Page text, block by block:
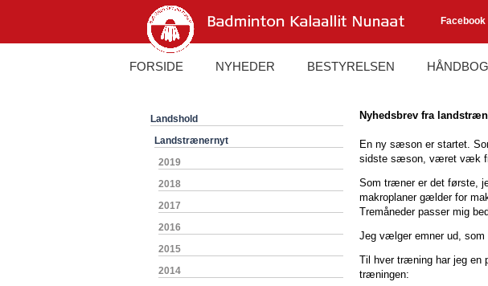
Facebook
FORSIDE NYHEDER BESTYRELSEN HÅNDBOG
Landshold
Landstrænernyt
2019
2018
2017
2016
2015
2014
Nyhedsbrev fra
En ny sæson er startet.
sidste sæson, været væk
Som træner er det første,
makroplaner gælder for
Tremåneder passer mig
Jeg vælger emner ud,
Til hver træning har jeg en
træningen: